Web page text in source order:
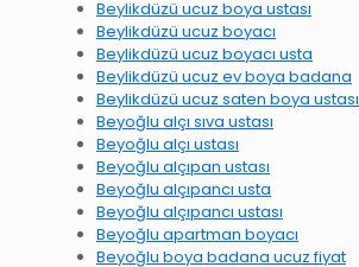
Beylikdüzü ucuz boya ustası
Beylikdüzü ucuz boyacı
Beylikdüzü ucuz boyacı usta
Beylikdüzü ucuz ev boya badana
Beylikdüzü ucuz saten boya ustası
Beyoğlu alçı sıva ustası
Beyoğlu alçı ustası
Beyoğlu alçıpan ustası
Beyoğlu alçıpancı usta
Beyoğlu alçıpancı ustası
Beyoğlu apartman boyacı
Beyoğlu boya badana ucuz fiyat